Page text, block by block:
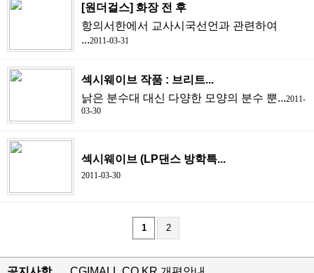
[원더걸스] 화장 전 후
항의서한에서 교사시국선언과 관련하여
...2011-03-31
섹시웨이브 작품 : 브리트...
낡은 분수대 대신 다양한 모양의 분수 뿐...2011-
03-30
섹시웨이브 (LP댄스 방학특...
2011-03-30
1 2